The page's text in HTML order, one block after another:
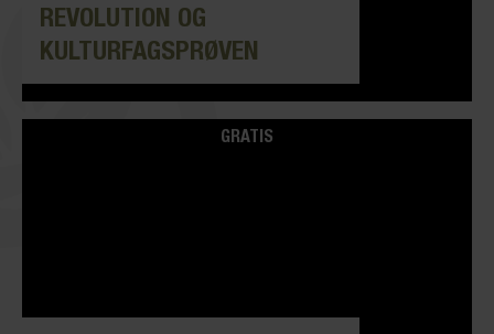
REVOLUTION OG
KULTURFAGSPRØVEN
GRATIS